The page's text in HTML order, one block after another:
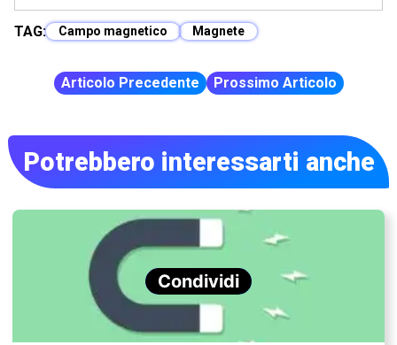
TAG: Campo magnetico Magnete
Articolo Precedente Prossimo Articolo
Potrebbero interessarti anche
Condividi